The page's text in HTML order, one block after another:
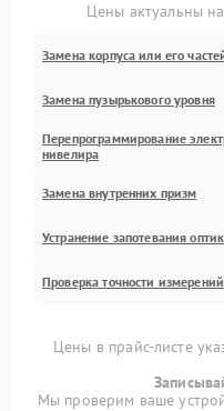
Цены актуальны
Замена корпуса или его
Замена пузырькового уровня
Перепрограммирование
нивелира
Замена внутренних призм
Устранение запотевания
Проверка точности измерений
Цены в прайс-листе
Мы проверим ваше